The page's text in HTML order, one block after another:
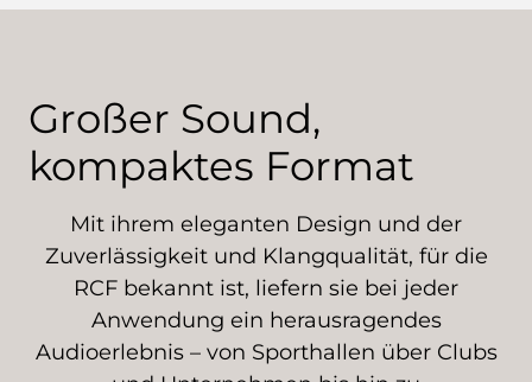
Großer Sound,
kompaktes Format
Mit ihrem eleganten Design und der
Zuverlässigkeit und Klangqualität, für die
RCF bekannt ist, liefern sie bei jeder
Anwendung ein herausragendes
Audioerlebnis – von Sporthallen über Clubs